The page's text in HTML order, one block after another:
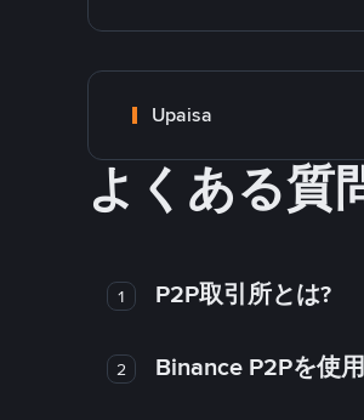
Upaisa
よくある質
1 P2P取引所とは?
2 Binance P2Pを使